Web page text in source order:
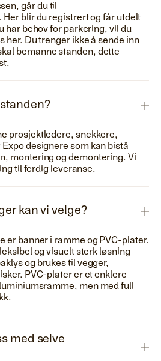
går du til
blir du registrert og får utdelt
har behov for parkering, vil du
her. Du trenger ikke å sende inn
bemanne standen, dette
prosjektledere, snekkere,
designere som kan bistå
montering og demontering. Vi
til ferdig leveranse.
kan vi velge?
er banner i ramme og PVC-plater.
og visuelt sterk løsning
og brukes til vegger,
PVC-plater er et enklere
men med full
med selve